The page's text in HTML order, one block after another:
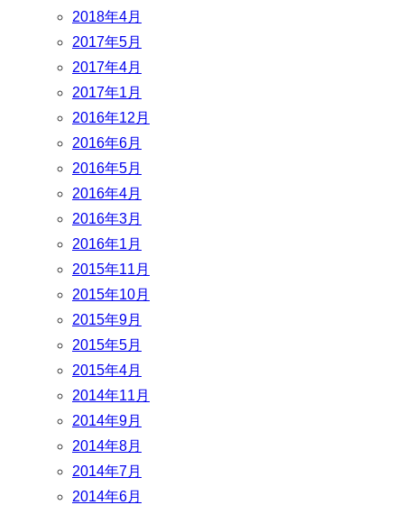
2018年4月
2017年5月
2017年4月
2017年1月
2016年12月
2016年6月
2016年5月
2016年4月
2016年3月
2016年1月
2015年11月
2015年10月
2015年9月
2015年5月
2015年4月
2014年11月
2014年9月
2014年8月
2014年7月
2014年6月